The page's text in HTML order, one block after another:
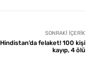
SONRAKI İÇERIK
Hindistan’da felaket! 100 kişi
kayıp, 4 ölü